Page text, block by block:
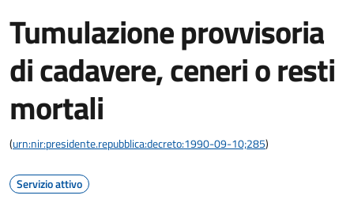
Tumulazione provvisoria
di cadavere, ceneri o resti
mortali
(urn:nir:presidente.repubblica:decreto:1990-09-10;285)
Servizio attivo